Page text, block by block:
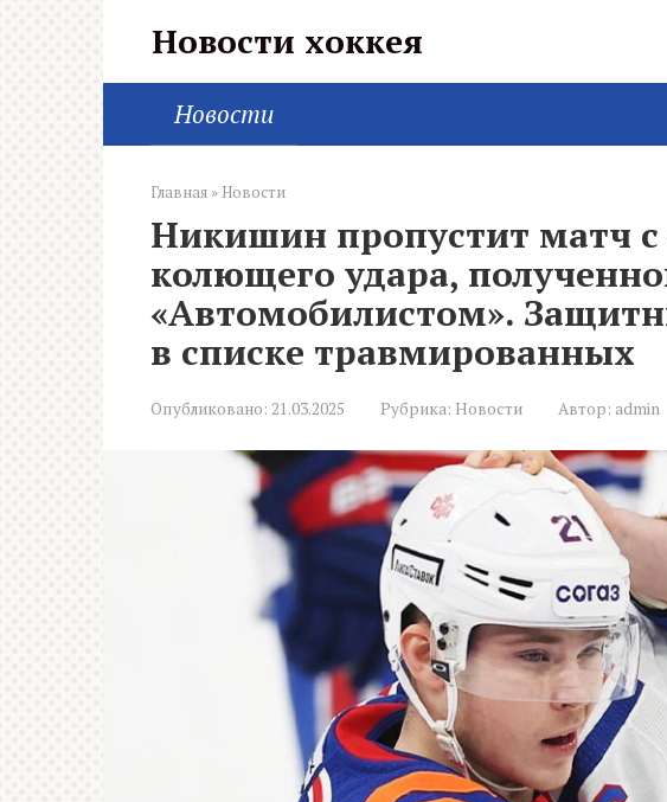
Новости хоккея
Новости
Главная » Новости
Никишин пропустит матч с
колющего удара,
«Автомобилистом».
в списке травмированных
Опубликовано: 21.03.2025 Рубрика: Новости Автор: admin